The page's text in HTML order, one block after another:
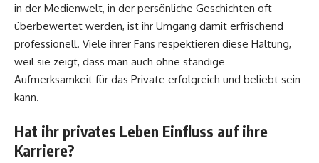
in der Medienwelt, in der persönliche Geschichten oft
überbewertet werden, ist ihr Umgang damit erfrischend
professionell. Viele ihrer Fans respektieren diese Haltung,
weil sie zeigt, dass man auch ohne ständige
Aufmerksamkeit für das Private erfolgreich und beliebt sein
kann.
Hat ihr privates Leben Einfluss auf ihre
Karriere?